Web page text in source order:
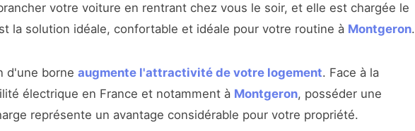
votre voiture en rentrant chez vous le soir, et elle est chargée le
la solution idéale, confortable et idéale pour votre routine à Montgeron.
d'une borne augmente l'attractivité de votre logement. Face à la
électrique en France et notamment à Montgeron, posséder une
représente un avantage considérable pour votre propriété.